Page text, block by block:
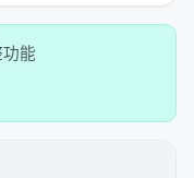
如被藏起来的信息
系修复：回溯到相
。
能